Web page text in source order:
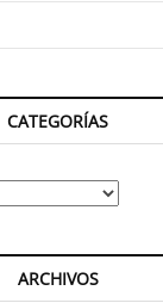
CATEGORÍAS
ARCHIVOS